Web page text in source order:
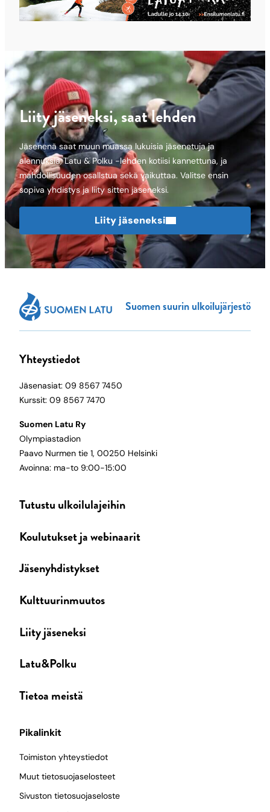
Liity jäseneksi, saat lehden
Jäsenenä saat muun muassa lukuisia jäsenetuja ja
alennuksia, Latu & Polku -lehden kotiisi kannettuna, ja
mahdollisuuden osallstua sekä vaikuttaa. Valitse ensin
sopiva yhdistys ja liity sitten jäseneksi.
Liity jäseneksi
Suomen suurin ulkoilujärjestö
Yhteystiedot
Jäsenasiat: 09 8567 7450
Kurssit: 09 8567 7470
Suomen Latu Ry
Olympiastadion
Paavo Nurmen tie 1, 00250 Helsinki
Avoinna: ma-to 9:00-15:00
Tutustu ulkoilulajeihin
Koulutukset ja webinaarit
Jäsenyhdistykset
Kulttuurinmuutos
Liity jäseneksi
Latu&Polku
Tietoa meistä
Pikalinkit
Toimiston yhteystiedot
Muut tietosuojaselosteet
Sivuston tietosuojaseloste